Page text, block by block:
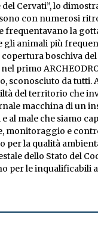
del Cervati”, lo
con numerosi
frequentavano la
gli animali più
boschiva
primo
sconosciuto da tutti.
del territorio che
macchina di un
al male che siamo
monitoraggio e
la qualità
dello Stato del
per le